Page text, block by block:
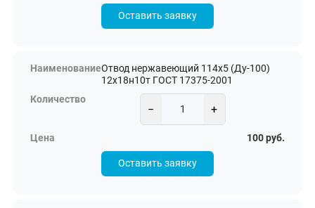
Оставить заявку
Отвод нержавеющий 114х5 (Ду-100)
12х18н10т ГОСТ 17375-2001
− +
100 руб.
Оставить заявку